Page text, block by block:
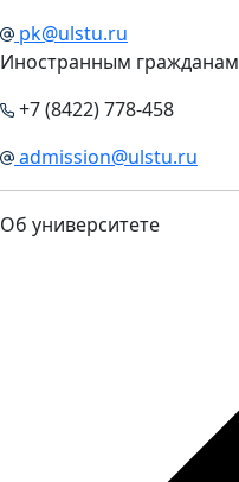
pk@ulstu.ru
Иностранным гражданам
+7 (8422) 778-458
admission@ulstu.ru
Об университете